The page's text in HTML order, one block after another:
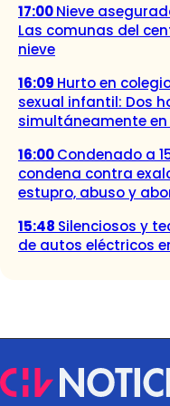
17:00Nieve
Las comunas del
nieve
16:09 Hurto en
sexual infantil: Dos
simultáneamente en
16:00Condenado a
condena contra
estupro, abuso y
15:48 Silenciosos y
de autos eléctricos